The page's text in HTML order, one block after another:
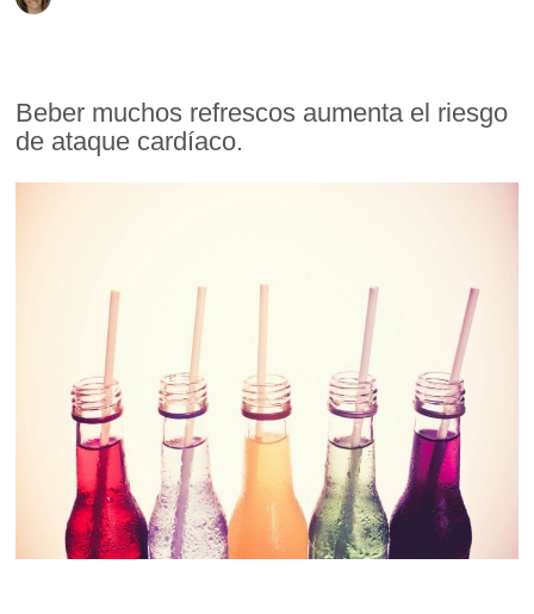
Beber muchos refrescos aumenta el riesgo
de ataque cardíaco.